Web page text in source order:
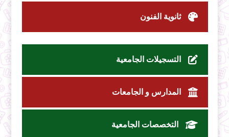
ثانوية الفنون
التسجيلات الجامعية
المدارس و الجامعات
التخصصات الجامعية